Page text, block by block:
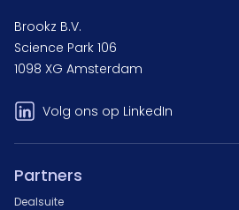
Brookz B.V.
Science Park 106
1098 XG Amsterdam
Volg ons op LinkedIn
Partners
Dealsuite